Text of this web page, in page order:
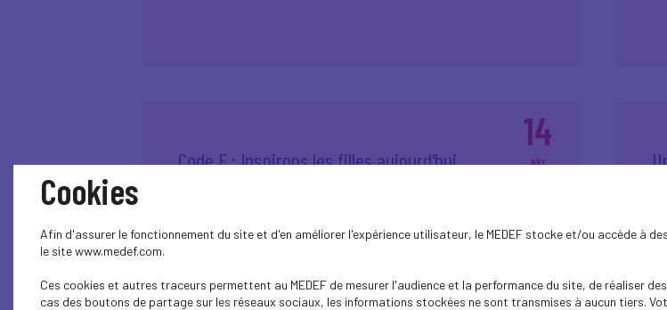
14
avr.
Code F : Inspirons les filles aujourd'hui
Cookies
Afin d'assurer le fonctionnement du site et d'en améliorer l'expérience utilisateur, le MEDEF stocke et/ou accède
le site www.medef.com.
Ces cookies et autres traceurs permettent au MEDEF de mesurer l'audience et la performance du site, de réaliser
cas des boutons de partage sur les réseaux sociaux, les informations stockées ne sont transmises à aucun tiers.